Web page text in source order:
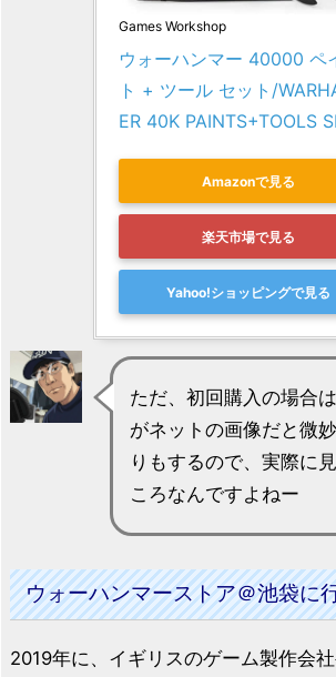
Games Workshop
ウォーハンマー 40000 ペ
ト + ツール セット/
ER 40K PAINTS+TOOLS
Amazonで見る
楽天市場で見る
Yahoo!ショッピングで見る
ただ、初回購入の場合
がネットの画像だと微
りもするので、実際に
ころなんですよねー
ウォーハンマーストア＠池袋に
2019年に、イギリスのゲーム製作会